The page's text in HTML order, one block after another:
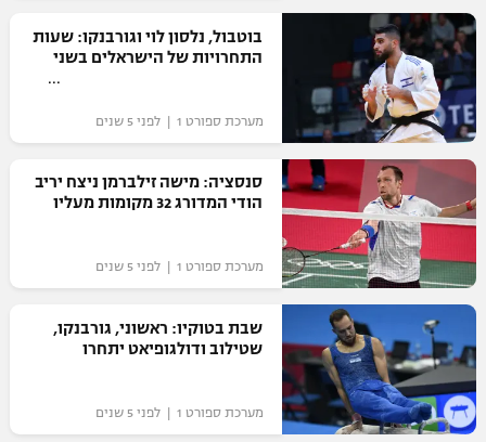
רשיון להקרנה פומבית לבית עסק
הצטרפות לחבילת הערוצים
לוח דרושים – ג'ובנט
המגזין
בוטבול, נלסון לוי וגורבנקו: שעות
התחרויות של הישראלים בשני
מערכת ספורט 1 | לפני 5 שנים
סנסציה: מישה זילברמן ניצח יריב
הודי המדורג 32 מקומות מעליו
מערכת ספורט 1 | לפני 5 שנים
שבת בטוקיו: ראשוני, גורבנקו,
שטילוב ודולגופיאט יתחרו
מערכת ספורט 1 | לפני 5 שנים